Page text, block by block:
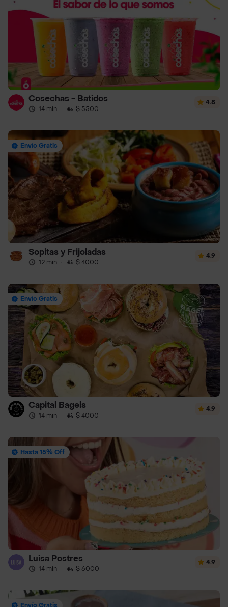
Cosechas - Batidos
14 min · $ 5500
4.8
Envío Gratis
Sopitas y Frijoladas
12 min · $ 4000
4.9
Envío Gratis
Capital Bagels
14 min · $ 4000
4.9
Hasta 15% Off
Luisa Postres
14 min · $ 6000
4.9